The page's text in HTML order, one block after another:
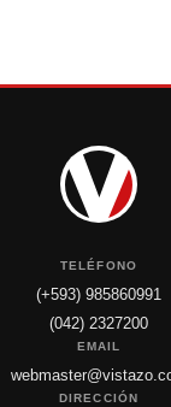
TELÉFONO
(+593) 985860991
(042) 2327200
EMAIL
DIRECCIÓN